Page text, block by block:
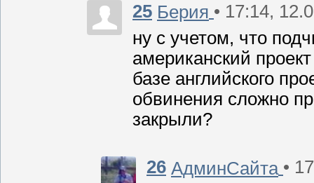
25 Берия • 17:14,
ну с учетом, что
американский
базе английского
обвинения сложно
закрыли?
26 АдминСайта •